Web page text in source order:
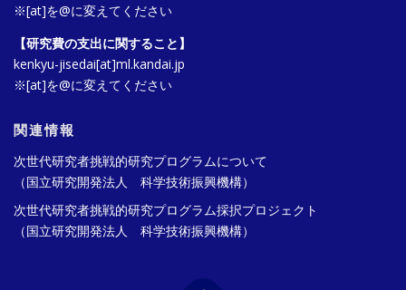
※[at]を@に変えてください
【研究費の支出に関すること】
kenkyu-jisedai[at]ml.kandai.jp
※[at]を@に変えてください
関連情報
次世代研究者挑戦的研究プログラムについて
（国立研究開発法人 科学技術振興機構）
次世代研究者挑戦的研究プログラム採択プロジェクト
（国立研究開発法人 科学技術振興機構）